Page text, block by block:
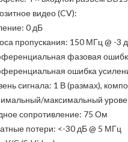
видео (CV):
0 дБ
пропускания: 150 МГц @ -3
фазовая
ошибка
сигнала: 1 В (размах),
максимальный
сопротивление: 75 Ом
потери: <-30 дБ @ 5 МГц